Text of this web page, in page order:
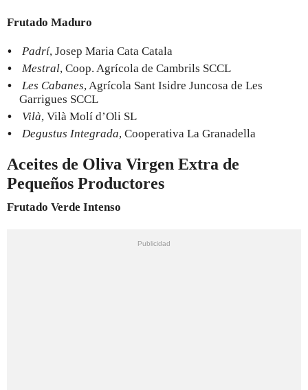
Frutado Maduro
Padrí, Josep Maria Cata Catala
Mestral, Coop. Agrícola de Cambrils SCCL
Les Cabanes, Agrícola Sant Isidre Juncosa de Les
Garrigues SCCL
Vilà, Vilà Molí d’Oli SL
Degustus Integrada, Cooperativa La Granadella
Aceites de Oliva Virgen Extra de
Pequeños Productores
Frutado Verde Intenso